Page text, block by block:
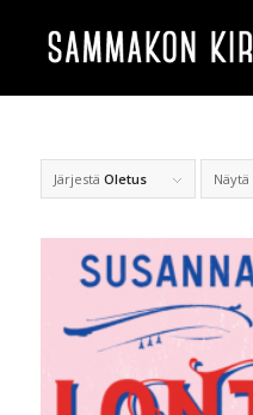
Järjestä Oletus Näytä